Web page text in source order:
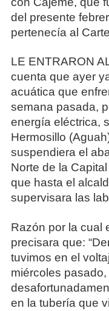
del presente
pertenecía al
LE ENTRARON
cuenta que ayer
acuática que
semana pasada,
energía eléctrica,
Hermosillo
suspendiera el
Norte de la
que hasta el
supervisara las
Razón por la cual
precisara que:
tuvimos en el
miércoles
en la tubería que